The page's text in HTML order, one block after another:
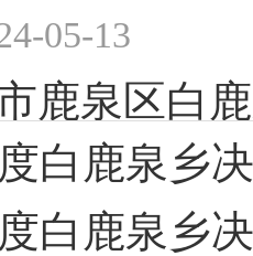
05-13
鹿泉区白
09-28
白鹿泉乡
白鹿泉乡